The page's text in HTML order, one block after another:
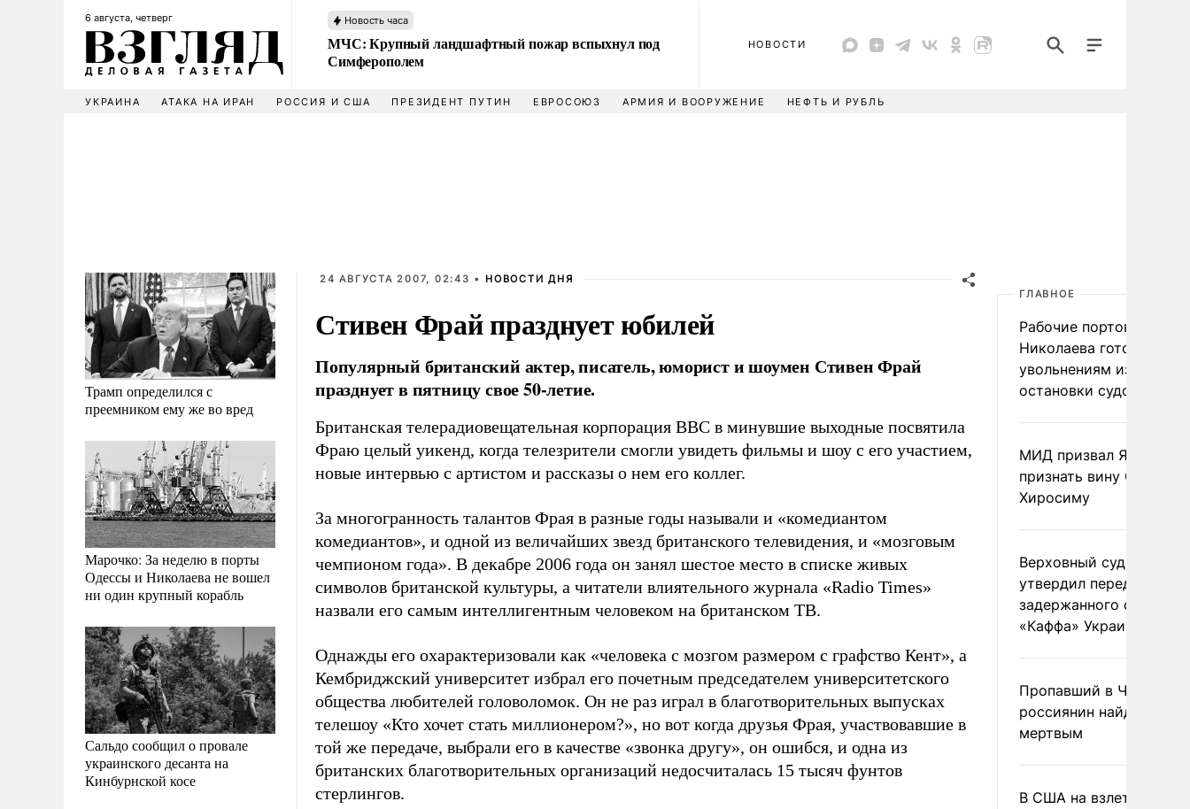
6 августа, четверг Новость часа
МЧС: Крупный ландшафтный пожар вспыхнул под
Симферополем
НОВОСТИ
УКРАИНА АТАКА НА ИРАН РОССИЯ И США ПРЕЗИДЕНТ ПУТИН ЕВРОСОЮЗ АРМИЯ И ВООРУЖЕНИЕ НЕФТЬ И РУБЛЬ
Трамп определился с
преемником ему же во вред
Марочко: За неделю в порты
Одессы и Николаева не вошел
ни один крупный корабль
Сальдо сообщил о провале
украинского десанта на
Кинбурнской косе
24 АВГУСТА 2007, 02:43 • НОВОСТИ ДНЯ
Стивен Фрай празднует юбилей
Популярный британский актер, писатель, юморист и шоумен Стивен Фрай
празднует в пятницу свое 50-летие.
Британская телерадиовещательная корпорация ВВС в минувшие выходные посвятила
Фраю целый уикенд, когда телезрители смогли увидеть фильмы и шоу с его участием,
новые интервью с артистом и рассказы о нем его коллег.
За многогранность талантов Фрая в разные годы называли и «комедиантом
комедиантов», и одной из величайших звезд британского телевидения, и «мозговым
чемпионом года». В декабре 2006 года он занял шестое место в списке живых
символов британской культуры, а читатели влиятельного журнала «Radio Times»
назвали его самым интеллигентным человеком на британском ТВ.
Однажды его охарактеризовали как «человека с мозгом размером с графство Кент», а
Кембриджский университет избрал его почетным председателем университетского
общества любителей головоломок. Он не раз играл в благотворительных выпусках
телешоу «Кто хочет стать миллионером?», но вот когда друзья Фрая, участвовавшие в
той же передаче, выбрали его в качестве «звонка другу», он ошибся, и одна из
британских благотворительных организаций недосчиталась 15 тысяч фунтов
стерлингов.
ГЛАВНОЕ
Рабочие портов
Николаева готовятся к
увольнениям из-за
остановки судоходства
МИД призвал Японию
признать вину США за
Хиросиму
Верховный суд Швеции
утвердил передачу
задержанного
«Каффа» Украине
Пропавший в
россиянин найден
мертвым
В США на взлете